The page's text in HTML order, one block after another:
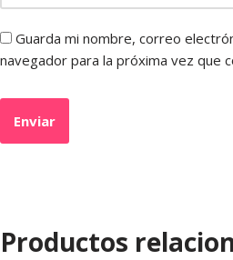
Guarda mi nombre, correo
navegador para la próxima vez que
Productos